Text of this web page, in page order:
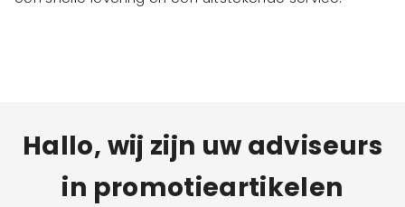
Hallo, wij zijn uw adviseurs
in promotieartikelen